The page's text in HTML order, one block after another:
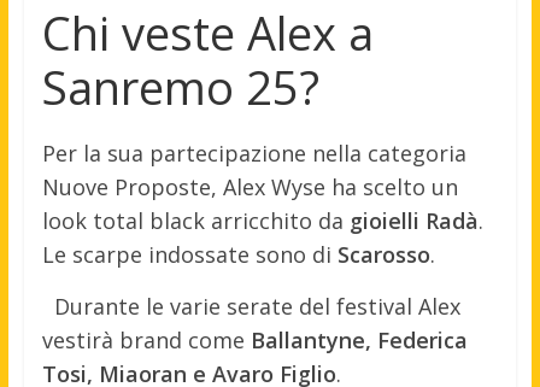
Chi veste Alex a
Sanremo 25?
Per la sua partecipazione nella categoria
Nuove Proposte, Alex Wyse ha scelto un
look total black arricchito da gioielli Radà.
Le scarpe indossate sono di Scarosso.
Durante le varie serate del festival Alex
vestirà brand come Ballantyne, Federica
Tosi, Miaoran e Avaro Figlio.